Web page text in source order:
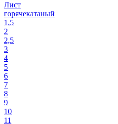
Лист
горячекатаный
1,5
2
2,5
3
4
5
6
7
8
9
10
11